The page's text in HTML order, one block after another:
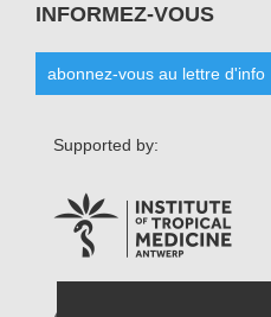
INFORMEZ-VOUS
abonnez-vous au lettre d'info
Supported by: